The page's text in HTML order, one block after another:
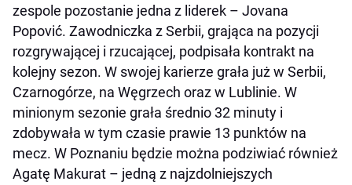
zespole pozostanie jedna z liderek – Jovana
Popović. Zawodniczka z Serbii, grająca na pozycji
rozgrywającej i rzucającej, podpisała kontrakt na
kolejny sezon. W swojej karierze grała już w Serbii,
Czarnogórze, na Węgrzech oraz w Lublinie. W
minionym sezonie grała średnio 32 minuty i
zdobywała w tym czasie prawie 13 punktów na
mecz. W Poznaniu będzie można podziwiać również
Agatę Makurat – jedną z najzdolniejszych